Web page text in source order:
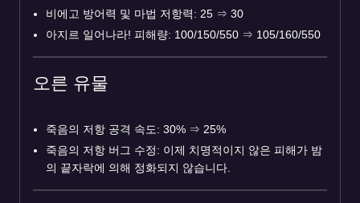
비에고 방어력 및 마법 저항력: 25 ⇒ 30
아지르 일어나라! 피해량: 100/150/550 ⇒ 105/160/550
오른 유물
죽음의 저항 공격 속도: 30% ⇒ 25%
죽음의 저항 버그 수정: 이제 치명적이지 않은 피해가 밤
의 끝자락에 의해 정화되지 않습니다.